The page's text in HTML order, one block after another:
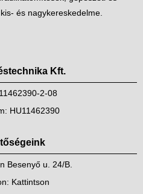
és nagykereskedelme.
Kft.
2-08
HU11462390
Besenyő u. 24/B.
Kattintson